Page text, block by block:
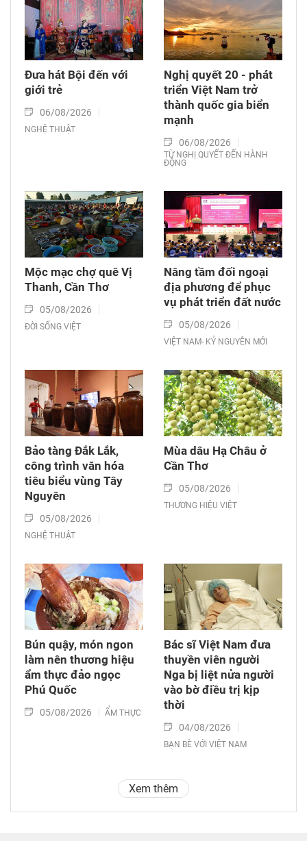
Đưa hát Bội đến với
giới trẻ
06/08/2026
NGHỆ THUẬT
Nghị quyết 20 - phát
triển Việt Nam trở
thành quốc gia biển
mạnh
06/08/2026
TỪ NGHỊ QUYẾT ĐẾN HÀNH
ĐỘNG
Mộc mạc chợ quê Vị
Thanh, Cần Thơ
05/08/2026
ĐỜI SỐNG VIỆT
Nâng tầm đối ngoại
địa phương để phục
vụ phát triển đất nước
05/08/2026
VIỆT NAM- KỶ NGUYÊN MỚI
Bảo tàng Đắk Lắk,
công trình văn hóa
tiêu biểu vùng Tây
Nguyên
05/08/2026
NGHỆ THUẬT
Mùa dâu Hạ Châu ở
Cần Thơ
05/08/2026
THƯƠNG HIỆU VIỆT
Bún quậy, món ngon
làm nên thương hiệu
ẩm thực đảo ngọc
Phú Quốc
05/08/2026 ẨM THỰC
Bác sĩ Việt Nam đưa
thuyền viên người
Nga bị liệt nửa người
vào bờ điều trị kịp
thời
04/08/2026
BẠN BÈ VỚI VIỆT NAM
Xem thêm